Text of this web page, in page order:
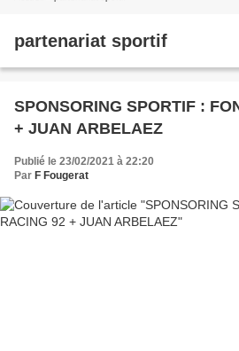
partenariat sportif
SPONSORING SPORTIF :
+ JUAN ARBELAEZ
Publié le 23/02/2021 à 22:20
Par F Fougerat